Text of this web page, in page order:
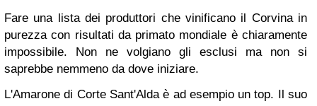
Fare una lista dei produttori che vinificano il Corvina in
purezza con risultati da primato mondiale è chiaramente
impossibile. Non ne volgiano gli esclusi ma non si
saprebbe nemmeno da dove iniziare.
L'Amarone di Corte Sant'Alda è ad esempio un top. Il suo